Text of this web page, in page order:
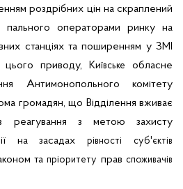
роздрібних цін на скраплений
пального операторами ринку на
станціяхта поширенням у ЗМІ
цього приводу, Київське обласне
Антимонопольного комітету
громадян, що Відділення вживає
реагування з метою захисту
назасадахрівності
суб'єктів
тапріоритету прав споживачів